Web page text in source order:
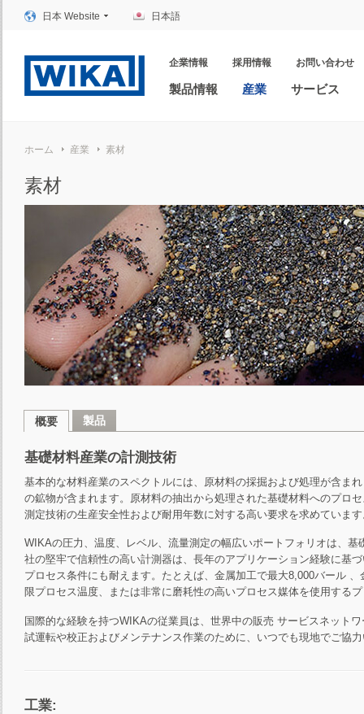
日本 Website 日本語
企業情報 採用情報 お問い合わせ
製品情報 産業 サービス
ホーム 産業 素材
素材
概要 製品
基礎材料産業の計測技術
基本的な材料産業のスペクトルには、原材料の採掘および処理が含ま
の鉱物が含まれます。原材料の抽出から処理された基礎材料へのプロ
測定技術の生産安全性および耐用年数に対する高い要求を求めていま
WIKAの圧力、温度、レベル、流量測定の幅広いポートフォリオは、
社の堅牢で信頼性の高い計測器は、長年のアプリケーション経験に基
プロセス条件にも耐えます。たとえば、金属加工で最大8,000バール
限プロセス温度、または非常に磨耗性の高いプロセス媒体を使用する
国際的な経験を持つWIKAの従業員は、世界中の販売 サービスネット
試運転や校正およびメンテナンス作業のために、いつでも現地でご協
工業: